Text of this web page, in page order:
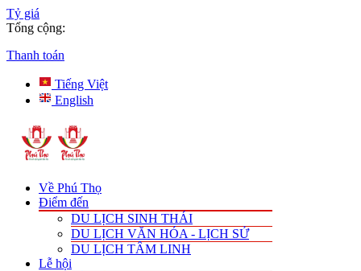
Tỷ giá
Tổng cộng:
Thanh toán
Tiếng Việt
English
Về Phú Thọ
Điểm đến
DU LỊCH SINH THÁI
DU LỊCH VĂN HÓA - LỊCH SỬ
DU LỊCH TÂM LINH
Lễ hội